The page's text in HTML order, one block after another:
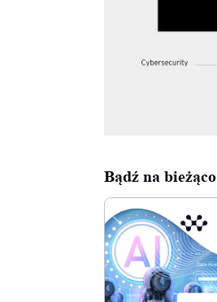
Bądź na bieżąco